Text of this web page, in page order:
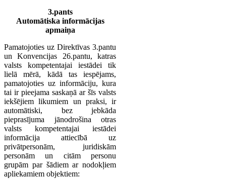
3.pants
Automātiska informācijas
apmaiņa
Pamatojoties uz Direktīvas 3.pantu
un Konvencijas 26.pantu, katras
valsts kompetentajai iestādei tik
lielā mērā, kādā tas iespējams,
pamatojoties uz informāciju, kura
tai ir pieejama saskaņā ar šīs valsts
iekšējiem likumiem un praksi, ir
automātiski, bez jebkāda
pieprasījuma jānodrošina otras
valsts kompetentajai iestādei
informācija attiecībā uz
privātpersonām, juridiskām
personām un citām personu
grupām par šādiem ar nodokļiem
apliekamiem objektiem: